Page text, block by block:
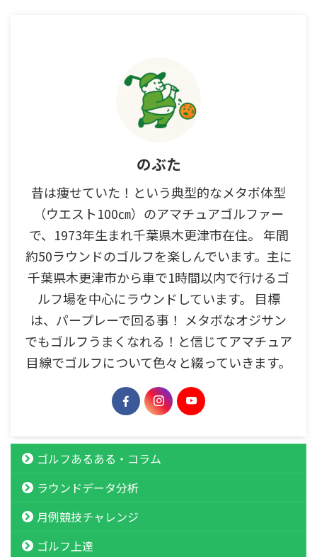
のぶた
昔は痩せていた！という典型的なメタボ体型
（ウエスト100㎝）のアマチュアゴルファー
で、1973年生まれ千葉県木更津市在住。 年間
約50ラウンドのゴルフを楽しんでいます。主に
千葉県木更津市から車で1時間以内で行けるゴ
ルフ場を中心にラウンドしています。 目標
は、パープレーで回る事！ メタボなオジサン
でもゴルフうまくなれる！と信じてアマチュア
目線でゴルフについて色々と綴っていきます。
ゴルフあるある・コラム
ラウンドデータ分析
月例競技チャレンジ
ゴルフ上達